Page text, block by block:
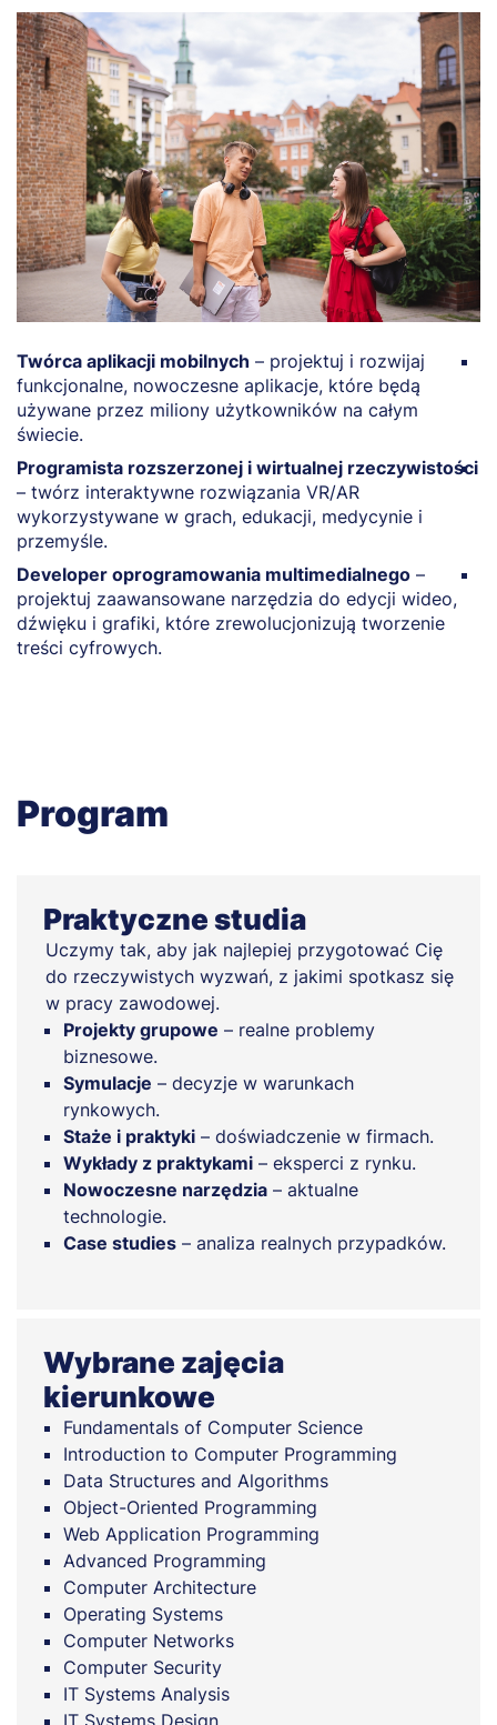
Twórca aplikacji mobilnych – projektuj i rozwijaj
funkcjonalne, nowoczesne aplikacje, które będą
używane przez miliony użytkowników na całym
świecie.
Programista rozszerzonej i wirtualnej rzeczywistości
– twórz interaktywne rozwiązania VR/AR
wykorzystywane w grach, edukacji, medycynie i
przemyśle.
Developer oprogramowania multimedialnego –
projektuj zaawansowane narzędzia do edycji wideo,
dźwięku i grafiki, które zrewolucjonizują tworzenie
treści cyfrowych.
Program
Praktyczne studia
Uczymy tak, aby jak najlepiej przygotować Cię
do rzeczywistych wyzwań, z jakimi spotkasz się
w pracy zawodowej.
Projekty grupowe – realne problemy
biznesowe.
Symulacje – decyzje w warunkach
rynkowych.
Staże i praktyki – doświadczenie w firmach.
Wykłady z praktykami – eksperci z rynku.
Nowoczesne narzędzia – aktualne
technologie.
Case studies – analiza realnych przypadków.
Wybrane zajęcia
kierunkowe
Fundamentals of Computer Science
Introduction to Computer Programming
Data Structures and Algorithms
Object-Oriented Programming
Web Application Programming
Advanced Programming
Computer Architecture
Operating Systems
Computer Networks
Computer Security
IT Systems Analysis